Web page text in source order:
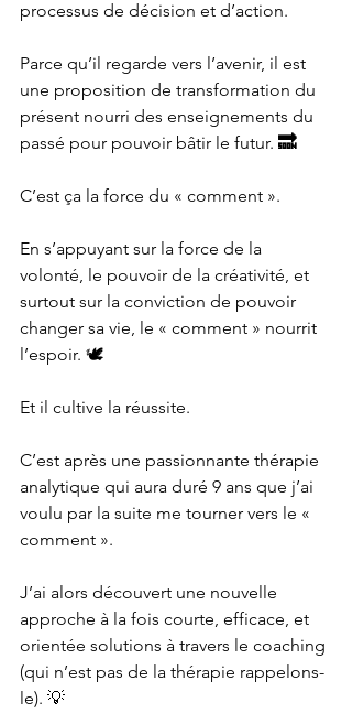
processus de décision et d’action.
Parce qu’il regarde vers l’avenir, il est
une proposition de transformation du
présent nourri des enseignements du
passé pour pouvoir bâtir le futur. 🔜
C’est ça la force du « comment ».
En s’appuyant sur la force de la
volonté, le pouvoir de la créativité, et
surtout sur la conviction de pouvoir
changer sa vie, le « comment » nourrit
l’espoir. 🕊
Et il cultive la réussite.
C’est après une passionnante thérapie
analytique qui aura duré 9 ans que j’ai
voulu par la suite me tourner vers le «
comment ».
J’ai alors découvert une nouvelle
approche à la fois courte, efficace, et
orientée solutions à travers le coaching
(qui n’est pas de la thérapie rappelons-
le). 💡